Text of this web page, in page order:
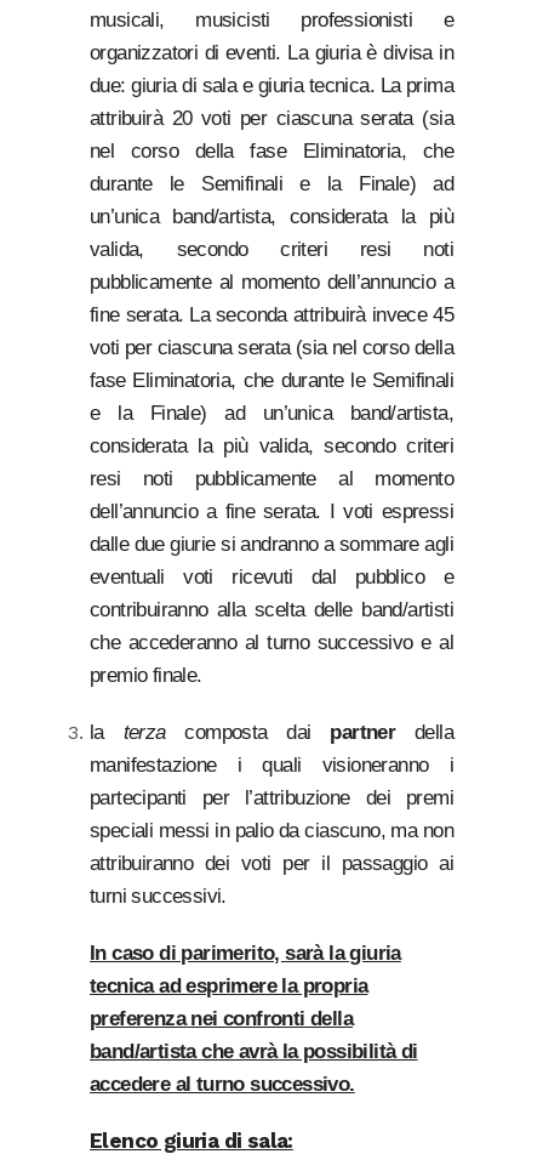
musicali, musicisti professionisti e
organizzatori di eventi. La giuria è divisa in
due: giuria di sala e giuria tecnica. La prima
attribuirà 20 voti per ciascuna serata (sia
nel corso della fase Eliminatoria, che
durante le Semifinali e la Finale) ad
un’unica band/artista, considerata la più
valida, secondo criteri resi noti
pubblicamente al momento dell’annuncio a
fine serata. La seconda attribuirà invece 45
voti per ciascuna serata (sia nel corso della
fase Eliminatoria, che durante le Semifinali
e la Finale) ad un’unica band/artista,
considerata la più valida, secondo criteri
resi noti pubblicamente al momento
dell’annuncio a fine serata. I voti espressi
dalle due giurie si andranno a sommare agli
eventuali voti ricevuti dal pubblico e
contribuiranno alla scelta delle band/artisti
che accederanno al turno successivo e al
premio finale.
la terzacomposta dai partnerdella
manifestazione i quali visioneranno i
partecipanti per l’attribuzione dei premi
speciali messi in palio da ciascuno, ma non
attribuiranno dei voti per il passaggio ai
turni successivi.
In caso di parimerito, sarà la giuria
tecnica ad esprimere la propria
preferenza nei confronti della
band/artista che avrà la possibilità di
accedere al turno successivo.
Elenco giuria di sala: